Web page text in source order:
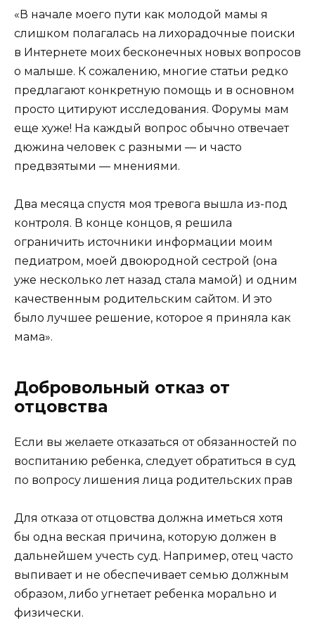
«В начале моего пути как молодой мамы я
слишком полагалась на лихорадочные поиски
в Интернете моих бесконечных новых вопросов
о малыше. К сожалению, многие статьи редко
предлагают конкретную помощь и в основном
просто цитируют исследования. Форумы мам
еще хуже! На каждый вопрос обычно отвечает
дюжина человек с разными — и часто
предвзятыми — мнениями.
Два месяца спустя моя тревога вышла из-под
контроля. В конце концов, я решила
ограничить источники информации моим
педиатром, моей двоюродной сестрой (она
уже несколько лет назад стала мамой) и одним
качественным родительским сайтом. И это
было лучшее решение, которое я приняла как
мама».
Добровольный отказ от
отцовства
Если вы желаете отказаться от обязанностей по
воспитанию ребенка, следует обратиться в суд
по вопросу лишения лица родительских прав
Для отказа от отцовства должна иметься хотя
бы одна веская причина, которую должен в
дальнейшем учесть суд. Например, отец часто
выпивает и не обеспечивает семью должным
образом, либо угнетает ребенка морально и
физически.